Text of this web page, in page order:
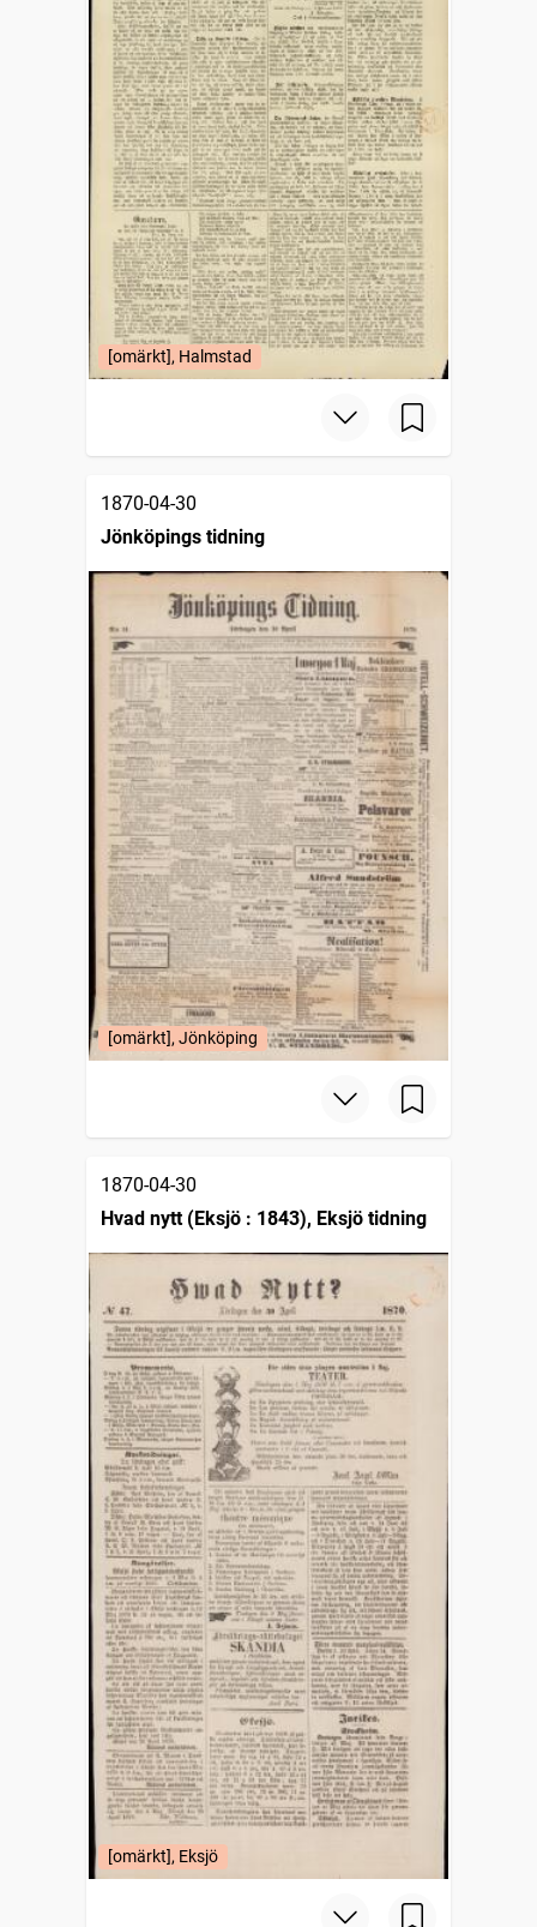
[omärkt], Halmstad
1870-04-30
Jönköpings tidning
[omärkt], Jönköping
1870-04-30
Hvad nytt (Eksjö : 1843), Eksjö tidning
[omärkt], Eksjö